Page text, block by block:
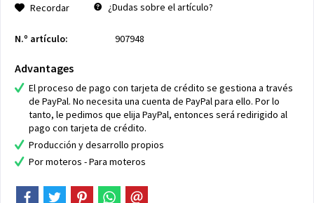
Recordar ¿Dudas sobre el artículo?
N.º artículo: 907948
Advantages
El proceso de pago con tarjeta de crédito se gestiona a través
de PayPal. No necesita una cuenta de PayPal para ello. Por lo
tanto, le pedimos que elija PayPal, entonces será redirigido al
pago con tarjeta de crédito.
Producción y desarrollo propios
Por moteros - Para moteros